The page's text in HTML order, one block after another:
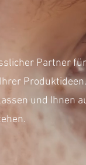
Partner
und Ihnen